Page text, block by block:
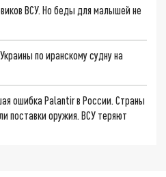
ВСУ. Но беды для малышей не
по иранскому судну на
ошибка Palantir в России. Страны
поставки оружия. ВСУ теряют